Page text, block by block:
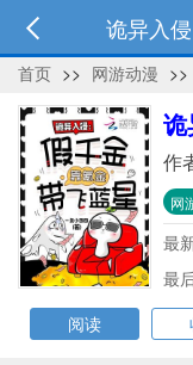
诡异入
首页 >> 网游动漫 >>
作
网
最
最
阅读